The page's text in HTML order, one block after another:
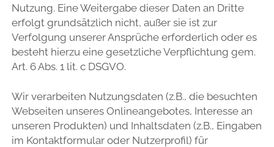
Nutzung. Eine Weitergabe dieser Daten an Dritte
erfolgt grundsätzlich nicht, außer sie ist zur
Verfolgung unserer Ansprüche erforderlich oder es
besteht hierzu eine gesetzliche Verpflichtung gem.
Art. 6 Abs. 1 lit. c DSGVO.
Wir verarbeiten Nutzungsdaten (z.B., die besuchten
Webseiten unseres Onlineangebotes, Interesse an
unseren Produkten) und Inhaltsdaten (z.B., Eingaben
im Kontaktformular oder Nutzerprofil) für